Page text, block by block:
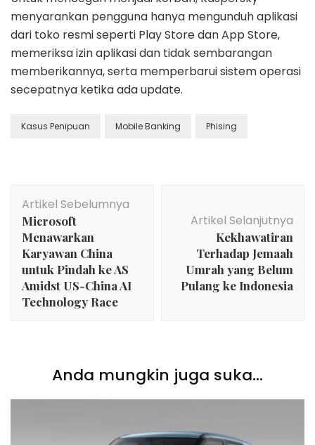
menyarankan pengguna hanya mengunduh aplikasi
dari toko resmi seperti Play Store dan App Store,
memeriksa izin aplikasi dan tidak sembarangan
memberikannya, serta memperbarui sistem operasi
secepatnya ketika ada update.
Kasus Penipuan Mobile Banking Phising
Artikel
Artikel Sebelumnya
Microsoft
Menawarkan
Karyawan China
untuk Pindah ke AS
Amidst US-China AI
Technology Race
Artikel Selanjutnya
Kekhawatiran
Terhadap Jemaah
Umrah yang Belum
Pulang ke Indonesia
Anda mungkin juga suka...